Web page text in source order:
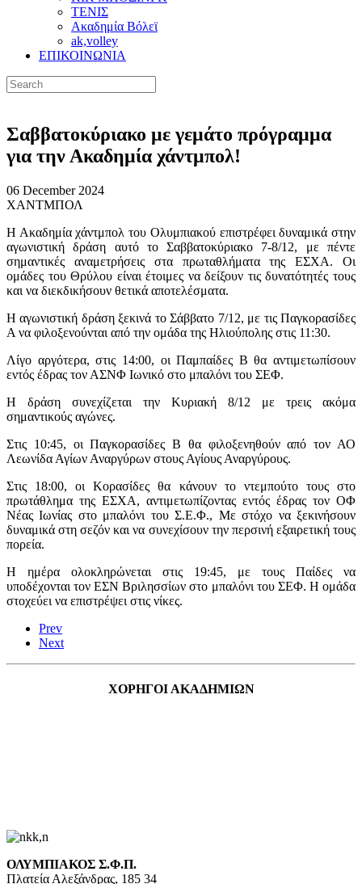
ΤΕΝΙΣ
Ακαδημία Βόλεϊ
ak,volley
ΕΠΙΚΟΙΝΩΝΙΑ
Σαββατοκύριακο με γεμάτο πρόγραμμα
για την Ακαδημία χάντμπολ!
06 December 2024
ΧΑΝΤΜΠΟΛ
Η Ακαδημία χάντμπολ του Ολυμπιακού επιστρέφει δυναμικά στην
αγωνιστική δράση αυτό το Σαββατοκύριακο 7-8/12, με πέντε
σημαντικές αναμετρήσεις στα πρωταθλήματα της ΕΣΧΑ. Οι
ομάδες του Θρύλου είναι έτοιμες να δείξουν τις δυνατότητές τους
και να διεκδικήσουν θετικά αποτελέσματα.
Η αγωνιστική δράση ξεκινά το Σάββατο 7/12, με τις Παγκορασίδες
Α να φιλοξενούνται από την ομάδα της Ηλιούπολης στις 11:30.
Λίγο αργότερα, στις 14:00, οι Παμπαίδες Β θα αντιμετωπίσουν
εντός έδρας τον ΑΣΝΦ Ιωνικό στο μπαλόνι του ΣΕΦ.
Η δράση συνεχίζεται την Κυριακή 8/12 με τρεις ακόμα
σημαντικούς αγώνες.
Στις 10:45, οι Παγκορασίδες Β θα φιλοξενηθούν από τον ΑΟ
Λεωνίδα Αγίων Αναργύρων στους Αγίους Αναργύρους.
Στις 18:00, οι Κορασίδες θα κάνουν το ντεμπούτο τους στο
πρωτάθλημα της ΕΣΧΑ, αντιμετωπίζοντας εντός έδρας τον ΟΦ
Νέας Ιωνίας στο μπαλόνι του Σ.Ε.Φ., Με στόχο να ξεκινήσουν
δυναμικά στη σεζόν και να συνεχίσουν την περσινή εξαιρετική τους
πορεία.
Η ημέρα ολοκληρώνεται στις 19:45, με τους Παίδες να
υποδέχονται τον ΕΣΝ Βριλησσίων στο μπαλόνι του ΣΕΦ. Η ομάδα
στοχεύει να επιστρέψει στις νίκες.
Prev
Next
ΧΟΡΗΓΟΙ ΑΚΑΔΗΜΙΩΝ
ΟΛΥΜΠΙΑΚΟΣ Σ.Φ.Π.
Πλατεία Αλεξάνδρας, 185 34